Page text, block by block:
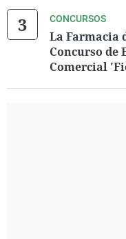
CONCURSOS
La Farmacia
Concurso de
Comercial